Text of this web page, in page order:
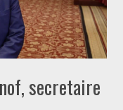
secretaire